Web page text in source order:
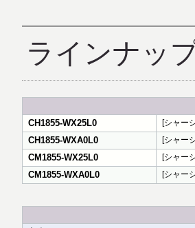
ラインナッ
CH1855-WX25L0
[シャー
CH1855-WXA0L0 [シャー
CM1855-WX25L0 [シャー
CM1855-WXA0L0 [シャー